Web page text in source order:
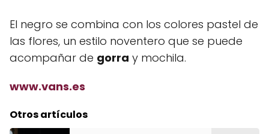
El negro se combina con los colores pastel de
las flores, un estilo noventero que se puede
acompañar de gorra y mochila.
www.vans.es
Otros artículos